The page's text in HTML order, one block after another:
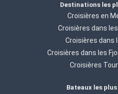
Destinations les
Croisières en
Croisières dans
Croisières dans
Croisières dans les
Croisières
Bateaux les